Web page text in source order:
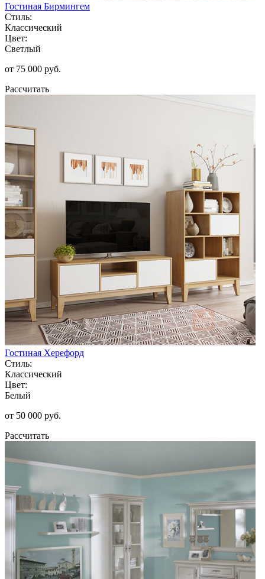
Гостиная Бирмингем
Стиль:
Классический
Цвет:
Светлый
от 75 000 руб.
Рассчитать
Гостиная Херефорд
Стиль:
Классический
Цвет:
Белый
от 50 000 руб.
Рассчитать